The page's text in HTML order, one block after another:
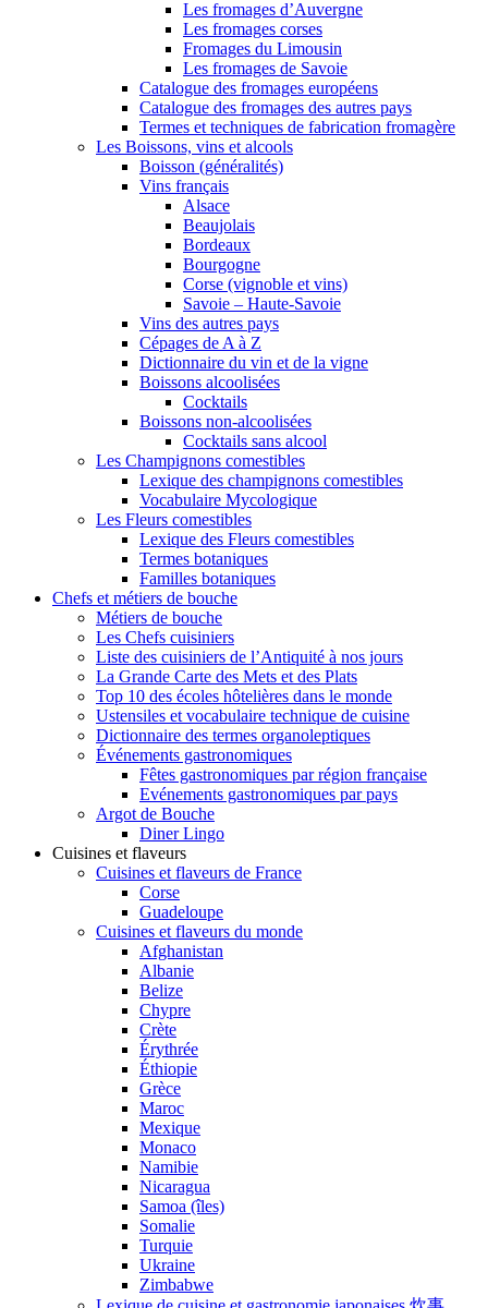
Les fromages d’Auvergne
Les fromages corses
Fromages du Limousin
Les fromages de Savoie
Catalogue des fromages européens
Catalogue des fromages des autres pays
Termes et techniques de fabrication fromagère
Les Boissons, vins et alcools
Boisson (généralités)
Vins français
Alsace
Beaujolais
Bordeaux
Bourgogne
Corse (vignoble et vins)
Savoie – Haute-Savoie
Vins des autres pays
Cépages de A à Z
Dictionnaire du vin et de la vigne
Boissons alcoolisées
Cocktails
Boissons non-alcoolisées
Cocktails sans alcool
Les Champignons comestibles
Lexique des champignons comestibles
Vocabulaire Mycologique
Les Fleurs comestibles
Lexique des Fleurs comestibles
Termes botaniques
Familles botaniques
Chefs et métiers de bouche
Métiers de bouche
Les Chefs cuisiniers
Liste des cuisiniers de l’Antiquité à nos jours
La Grande Carte des Mets et des Plats
Top 10 des écoles hôtelières dans le monde
Ustensiles et vocabulaire technique de cuisine
Dictionnaire des termes organoleptiques
Événements gastronomiques
Fêtes gastronomiques par région française
Evénements gastronomiques par pays
Argot de Bouche
Diner Lingo
Cuisines et flaveurs
Cuisines et flaveurs de France
Corse
Guadeloupe
Cuisines et flaveurs du monde
Afghanistan
Albanie
Belize
Chypre
Crète
Érythrée
Éthiopie
Grèce
Maroc
Mexique
Monaco
Namibie
Nicaragua
Samoa (îles)
Somalie
Turquie
Ukraine
Zimbabwe